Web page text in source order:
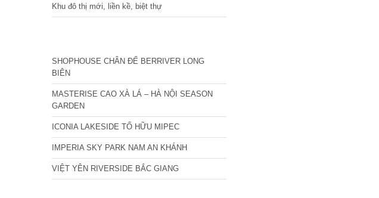
Khu đô thị mới, liền kề, biệt thự
SHOPHOUSE CHÂN ĐẾ BERRIVER LONG
BIÊN
MASTERISE CAO XÀ LÁ – HÀ NỘI SEASON
GARDEN
ICONIA LAKESIDE TỐ HỮU MIPEC
IMPERIA SKY PARK NAM AN KHÁNH
VIỆT YÊN RIVERSIDE BẮC GIANG